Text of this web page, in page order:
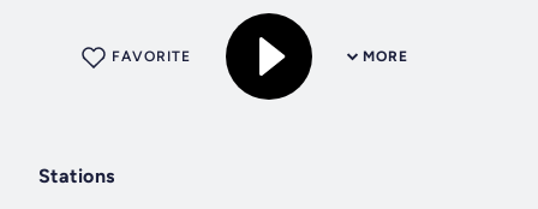
MORE
FAVORITE
Stations